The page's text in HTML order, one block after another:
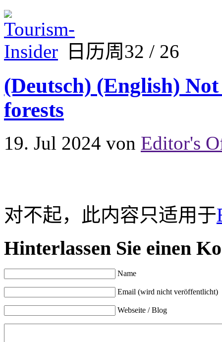
日历周32 / 26
(Deutsch) (English)
forests
19. Jul 2024 von Editor's
对不起，此内容只适用于
Hinterlassen Sie einen
Name
Email (wird nicht veröffentlicht)
Webseite / Blog